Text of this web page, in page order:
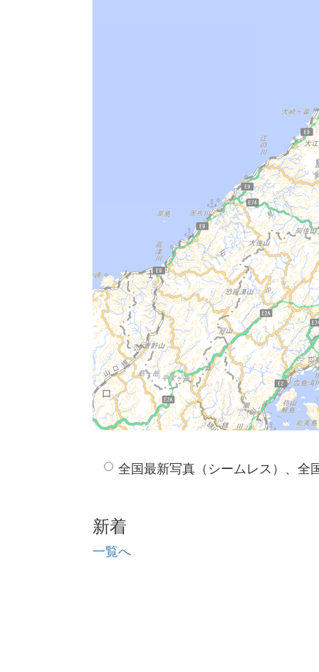
全国最新写真（シームレス）、全
新着
一覧へ